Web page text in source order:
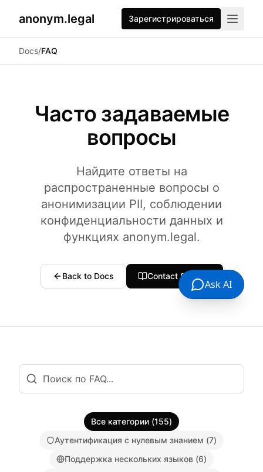
anonym.legal Зарегистрироваться
George Curta
Docs/FAQ
Часто задаваемые
вопросы
Найдите ответы на
распространенные вопросы о
анонимизации PII, соблюдении
конфиденциальности данных и
функциях anonym.legal.
Back to Docs Contact Support
Все категории (155)
Аутентификация с нулевым знанием (7)
Поддержка нескольких языков (6)
Ask AI